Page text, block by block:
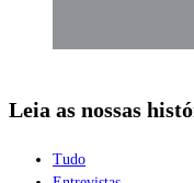
Leia as nossas
Tudo